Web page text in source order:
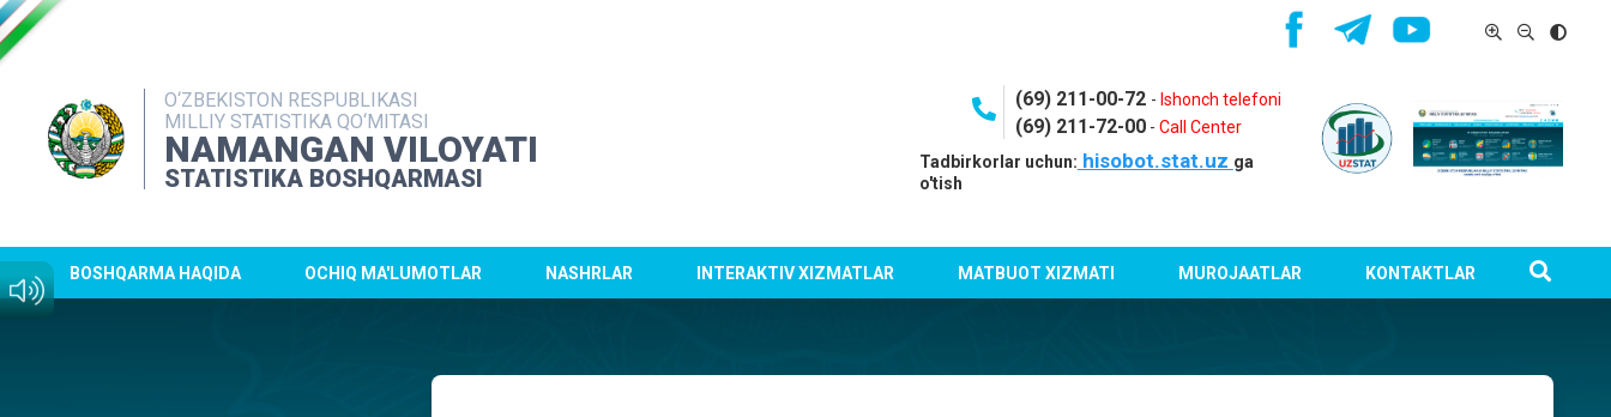
O‘ZBEKISTON RESPUBLIKASI
MILLIY STATISTIKA QO‘MITASI
NAMANGAN VILOYATI
STATISTIKA BOSHQARMASI
(69) 211-00-72 - Ishonch telefoni
(69) 211-72-00- Call Center
Tadbirkorlar uchun: hisobot.stat.uz ga
o'tish
BOSHQARMA HAQIDA OCHIQ MA'LUMOTLAR NASHRLAR INTERAKTIV XIZMATLAR MATBUOT XIZMATI MUROJAATLAR KONTAKTLAR